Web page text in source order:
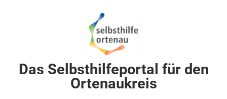
Das Selbsthilfeportal für den
Ortenaukreis